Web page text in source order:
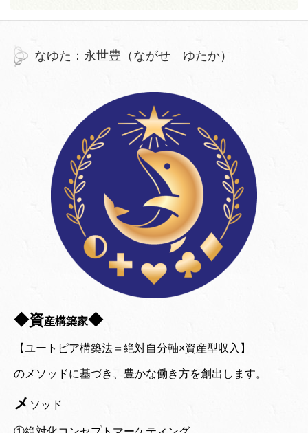
なゆた：永世豊（ながせ ゆたか）
◆資産構築家◆
【ユートピア構築法＝絶対自分軸×資産型収入】
のメソッドに基づき、豊かな働き方を創出します。
メ ソッド